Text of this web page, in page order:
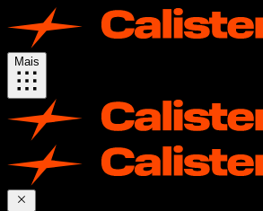
Mais